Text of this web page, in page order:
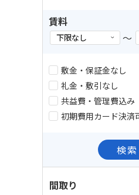
賃料
～
敷金・保証金なし
礼金・敷引なし
共益費・管理費込み
初期費用カード決済
検索
間取り